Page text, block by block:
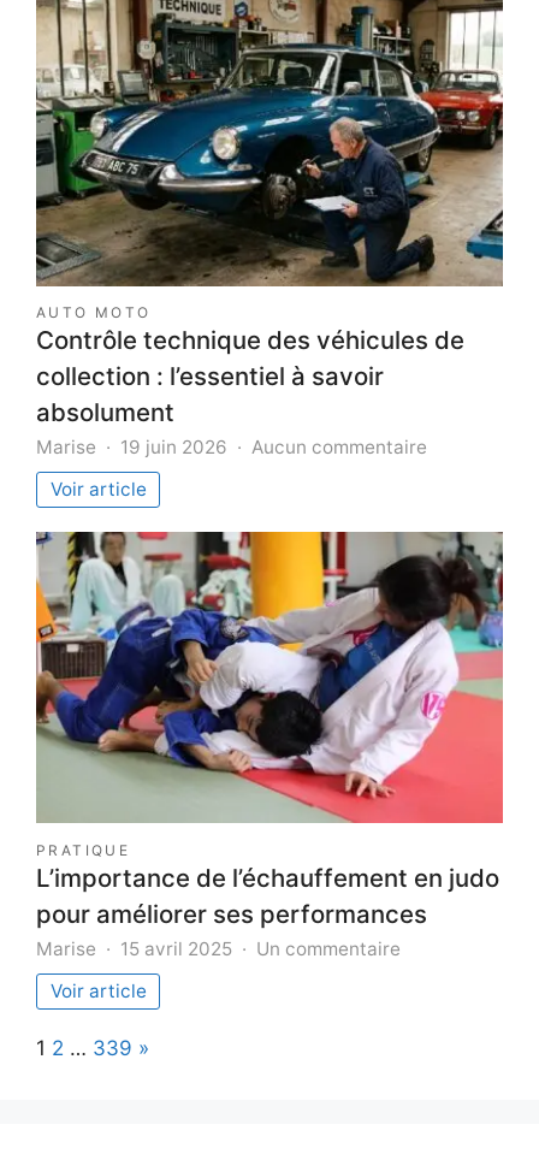
AUTO MOTO
Contrôle technique des véhicules de
collection : l’essentiel à savoir
absolument
Marise 19 juin 2026 Aucun commentaire
véhicules
de
collection
:
l’essentiel
à
savoir
absolument
Voir article
PRATIQUE
L’importance de l’échauffement en judo
pour améliorer ses performances
Marise 15 avril 2025 Un commentaire
Voir article
Page:
1 2 … 339 Next
»